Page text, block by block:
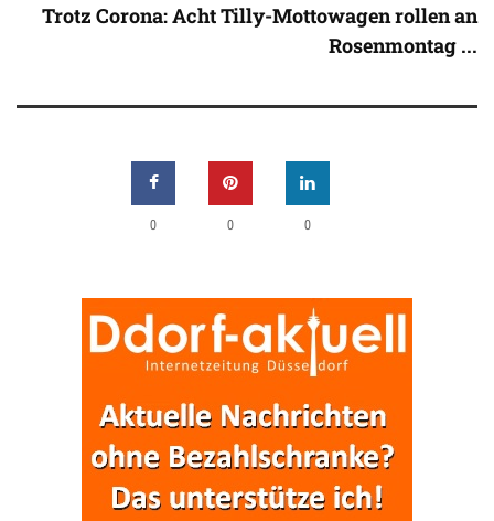
Trotz Corona: Acht Tilly-Mottowagen rollen an
Rosenmontag ...
0 0 0